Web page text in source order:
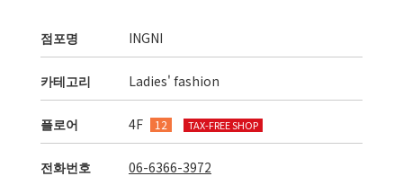
점포명 INGNI
카테고리 Ladies' fashion
플로어 4F 12 TAX-FREE SHOP
전화번호 06-6366-3972